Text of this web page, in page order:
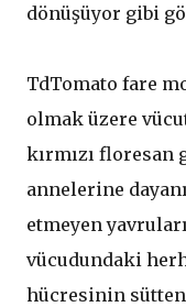
dönüşüyor gibi
TdTomato fare
olmak üzere
kırmızı floresan
annelerine
etmeyen
vücudundaki
hücresinin